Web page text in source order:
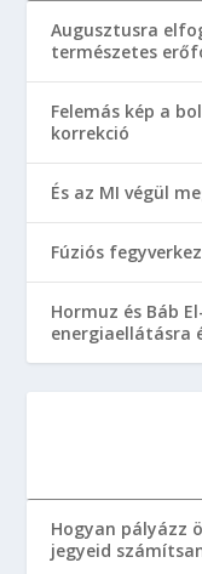
Augusztusra
természetes
Felemás kép a
korrekció
És az MI végül
Fúziós
Hormuz és Báb
energiaellátásra
Hogyan pályázz
jegyeid